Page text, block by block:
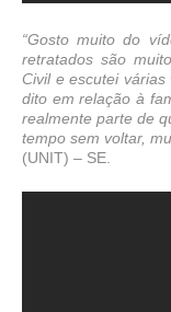
“Gosto muito do
retratados são
Civil e escutei
dito em relação à
realmente parte de
tempo sem voltar,
(UNIT) – SE.